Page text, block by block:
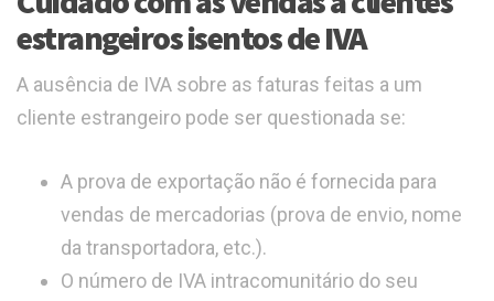
estrangeiros isentos de IVA
A ausência de IVA sobre as faturas feitas a um
cliente estrangeiro pode ser questionada se:
A prova de exportação não é fornecida para
vendas de mercadorias (prova de envio, nome
da transportadora, etc.).
O número de IVA intracomunitário do seu